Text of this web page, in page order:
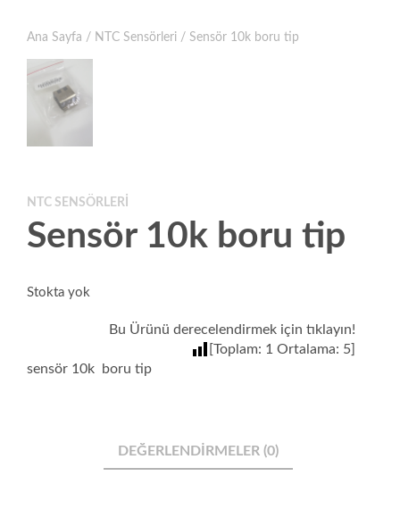
Ana Sayfa / NTC Sensörleri / Sensör 10k boru tip
NTC SENSÖRLERI
Sensör 10k boru tip
Stokta yok
Bu Ürünü derecelendirmek için tıklayın!
[Toplam: 1 Ortalama: 5
sensör 10k boru tip
DEĞERLENDIRMELER (0)